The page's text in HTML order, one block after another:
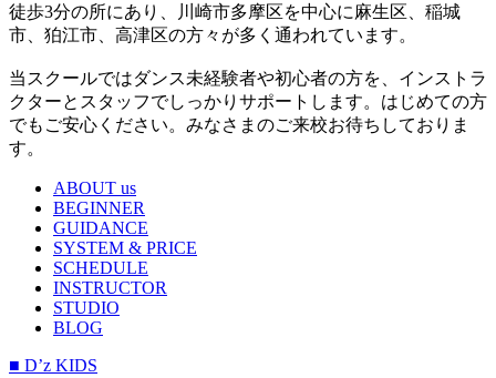
徒歩3分の所にあり、川崎市多摩区を中心に麻生区、稲城
市、狛江市、高津区の方々が多く通われています。
当スクールではダンス未経験者や初心者の方を、インストラ
クターとスタッフでしっかりサポートします。はじめての方
でもご安心ください。みなさまのご来校お待ちしておりま
す。
ABOUT us
BEGINNER
GUIDANCE
SYSTEM & PRICE
SCHEDULE
INSTRUCTOR
STUDIO
BLOG
■ D’z KIDS